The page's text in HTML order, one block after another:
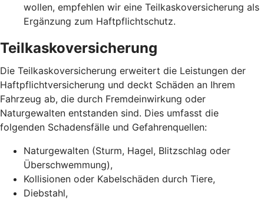
wollen, empfehlen wir eine Teilkaskoversicherung als
Ergänzung zum Haftpflichtschutz.
Teilkaskoversicherung
Die Teilkaskoversicherung erweitert die Leistungen der
Haftpflichtversicherung und deckt Schäden an Ihrem
Fahrzeug ab, die durch Fremdeinwirkung oder
Naturgewalten entstanden sind. Dies umfasst die
folgenden Schadensfälle und Gefahrenquellen:
Naturgewalten (Sturm, Hagel, Blitzschlag oder
Überschwemmung),
Kollisionen oder Kabelschäden durch Tiere,
Diebstahl,